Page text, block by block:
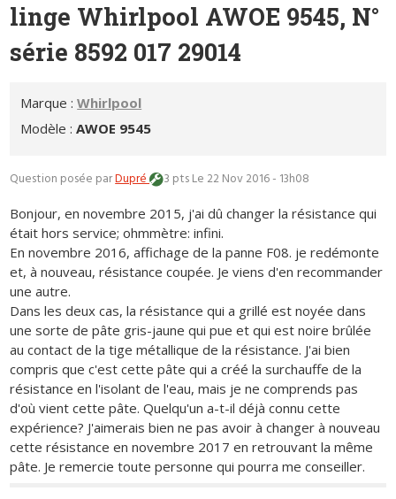
linge Whirlpool AWOE 9545, N°
série 8592 017 29014
Marque :Whirlpool
Modèle :AWOE 9545
Question posée parDupré 3 ptsLe 22 Nov 2016 - 13h08
Bonjour, en novembre 2015, j'ai dû changer la résistance qui
était hors service; ohmmètre: infini.
En novembre 2016, affichage de la panne F08. je redémonte
et, à nouveau, résistance coupée. Je viens d'en recommander
une autre.
Dans les deux cas, la résistance qui a grillé est noyée dans
une sorte de pâte gris-jaune qui pue et qui est noire brûlée
au contact de la tige métallique de la résistance. J'ai bien
compris que c'est cette pâte qui a créé la surchauffe de la
résistance en l'isolant de l'eau, mais je ne comprends pas
d'où vient cette pâte. Quelqu'un a-t-il déjà connu cette
expérience? J'aimerais bien ne pas avoir à changer à nouveau
cette résistance en novembre 2017 en retrouvant la même
pâte. Je remercie toute personne qui pourra me conseiller.